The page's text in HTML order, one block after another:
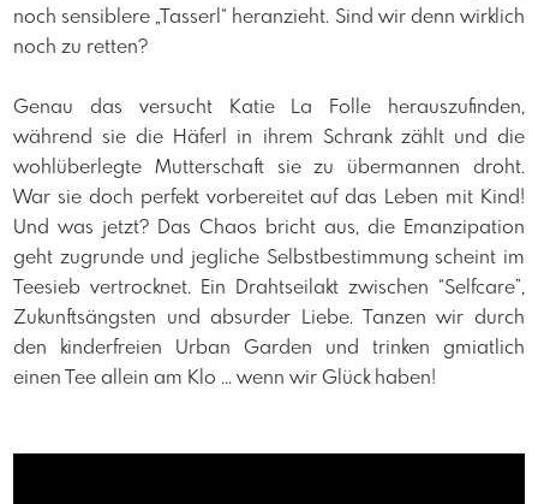
noch sensiblere „Tasserl“ heranzieht. Sind wir denn wirklich
noch zu retten?
Genau das versucht Katie La Folle herauszufinden,
während sie die Häferl in ihrem Schrank zählt und die
wohlüberlegte Mutterschaft sie zu übermannen droht.
War sie doch perfekt vorbereitet auf das Leben mit Kind!
Und was jetzt? Das Chaos bricht aus, die Emanzipation
geht zugrunde und jegliche Selbstbestimmung scheint im
Teesieb vertrocknet. Ein Drahtseilakt zwischen “Selfcare”,
Zukunftsängsten und absurder Liebe. Tanzen wir durch
den kinderfreien Urban Garden und trinken gmiatlich
einen Tee allein am Klo ... wenn wir Glück haben!